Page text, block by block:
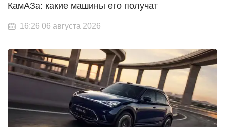
КамАЗа: какие машины его получат
16:26 06 августа 2026